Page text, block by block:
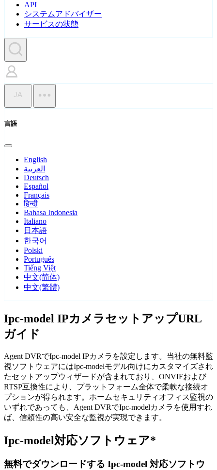
API
システムアドバイザー
サービスの状態
JA
言語
English
العربية
Deutsch
Español
Français
हिन्दी
Bahasa Indonesia
Italiano
日本語
한국어
Polski
Português
Tiếng Việt
中文(简体)
中文(繁體)
Ipc-model IPカメラセットアップURL
ガイド
Agent DVRでIpc-model IPカメラを設定します。当社の無料監
視ソフトウェアにはIpc-modelモデル向けにカスタマイズされ
たセットアップウィザードが含まれており、ONVIFおよび
RTSP互換性により、プラットフォーム全体で柔軟な接続オ
プションが得られます。ホームセキュリティオフィス監視の
いずれであっても、Agent DVRでIpc-modelカメラを使用すれ
ば、信頼性の高い安全な監視が実現できます。
Ipc-model対応ソフトウェア*
無料でダウンロードする Ipc-model 対応ソフトウ